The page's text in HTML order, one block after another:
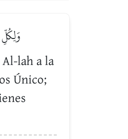
lah a la
Único;